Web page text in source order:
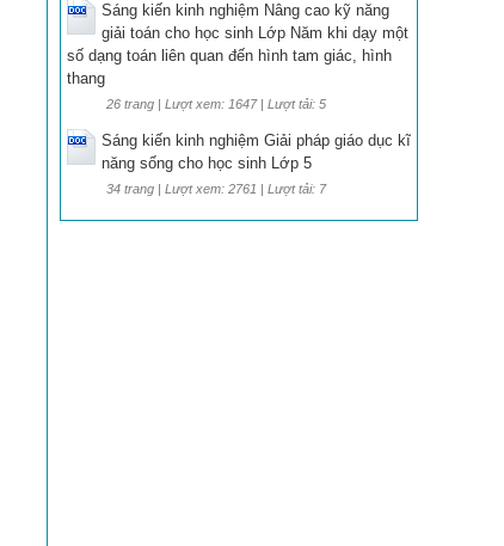
Sáng kiến kinh nghiệm Nâng cao kỹ năng
giải toán cho học sinh Lớp Năm khi dạy một
số dạng toán liên quan đến hình tam giác, hình
thang
26 trang | Lượt xem: 1647 | Lượt tải: 5
Sáng kiến kinh nghiệm Giải pháp giáo dục kĩ
năng sống cho học sinh Lớp 5
34 trang | Lượt xem: 2761 | Lượt tải: 7